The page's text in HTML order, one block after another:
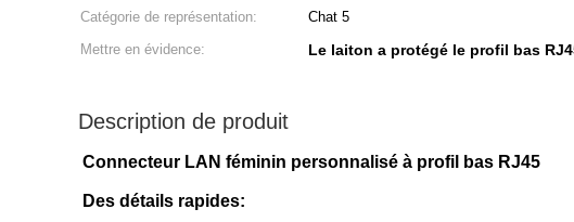
Catégorie de représentation:
Chat 5
Mettre en évidence:
Le laiton a protégé le profil bas
Description de produit
Connecteur LAN féminin personnalisé à profil bas RJ45
Des détails rapides: